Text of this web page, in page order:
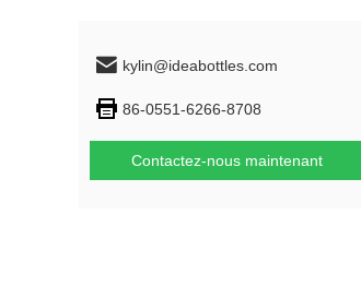
kylin@ideabottles.com
86-0551-6266-8708
Contactez-nous maintenant